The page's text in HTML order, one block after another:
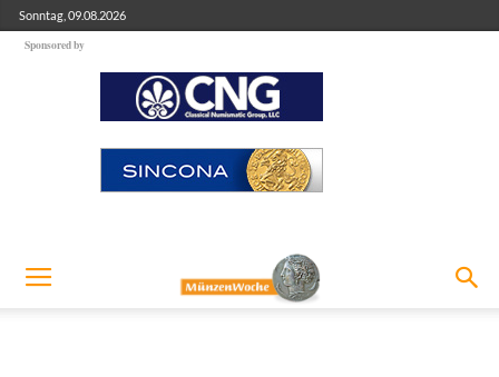
Sonntag, 09.08.2026
Sponsored by